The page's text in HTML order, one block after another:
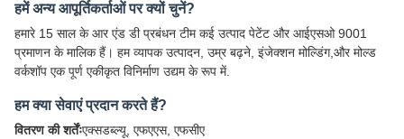
हमें अन्य आपूर्तिकर्ताओं पर क्यों चुनें?
हमारे 15 साल के आर एंड डी प्रबंधन टीम कई उत्पाद पेटेंट और आईएसओ 9001
प्रमाणन के मालिक हैं। हम व्यापक उत्पादन, उम्र बढ़ने, इंजेक्शन मोल्डिंग,और मोल्ड
वर्कशॉप एक पूर्ण एकीकृत विनिर्माण उद्यम के रूप में.
हम क्या सेवाएं प्रदान करते हैं?
वितरण की शर्तेंःएक्सडब्ल्यू, एफएएस, एफसीए